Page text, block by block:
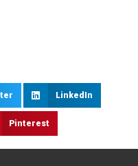
LinkedIn
Pinterest